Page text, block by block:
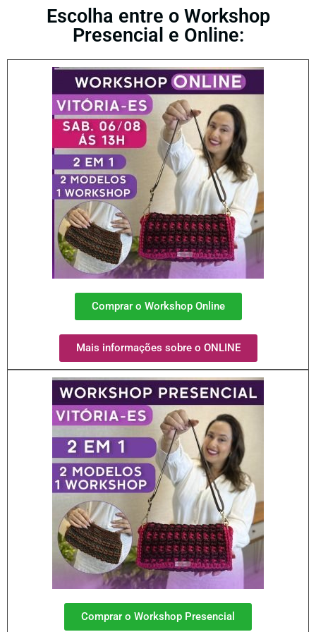
Escolha entre o Workshop
Presencial e Online:
Comprar o Workshop Online
Mais informações sobre o ONLINE
Comprar o Workshop Presencial